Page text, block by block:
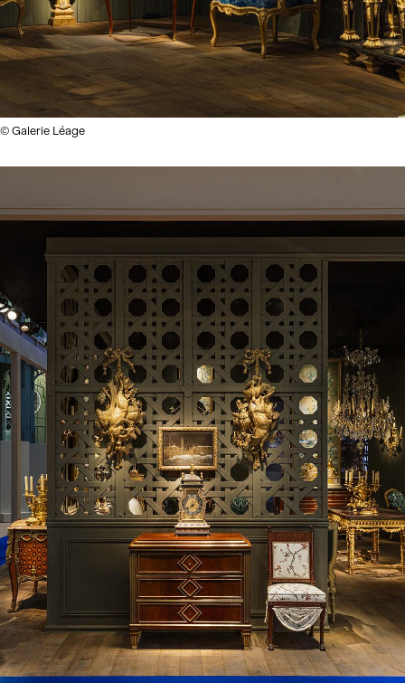
© Galerie Léage